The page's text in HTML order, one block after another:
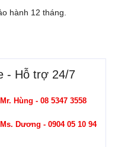
hành 12 tháng.
- Hỗ trợ 24/7
Mr. Hùng - 08 5347 3558
Ms. Dương - 0904 05 10 94